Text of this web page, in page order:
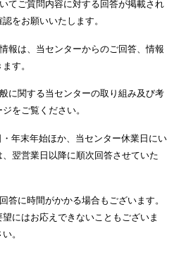
てご質問内容に対する回答が掲載され
をお願いいたします。
報は、当センターからのご回答、情報
す。
に関する当センターの取り組み及び考
をご覧ください。
年末年始ほか、当センター休業日にい
翌営業日以降に順次回答させていた
答に時間がかかる場合もございます。
にはお応えできないこともございま
。